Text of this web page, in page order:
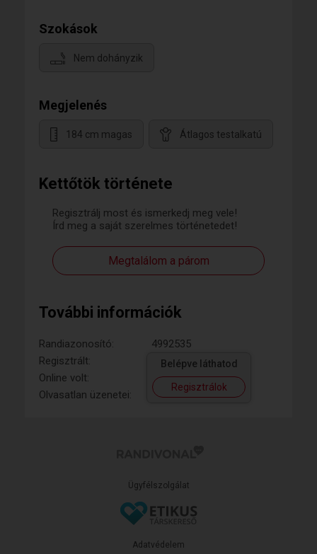
Kettőtök története
Regisztrálj most és ismerkedj meg vele!
Írd meg a saját szerelmes történetedet!
Megtalálom a párom
További információk
Randiazonosító:
4992535
Regisztrált:
Online volt:
Olvasatlan üzenetei:
Belépve láthatod
Regisztrálok
Szokások
Nem dohányzik
Megjelenés
184 cm magas Átlagos testalkatú
Ügyfélszolgálat
Adatvédelem